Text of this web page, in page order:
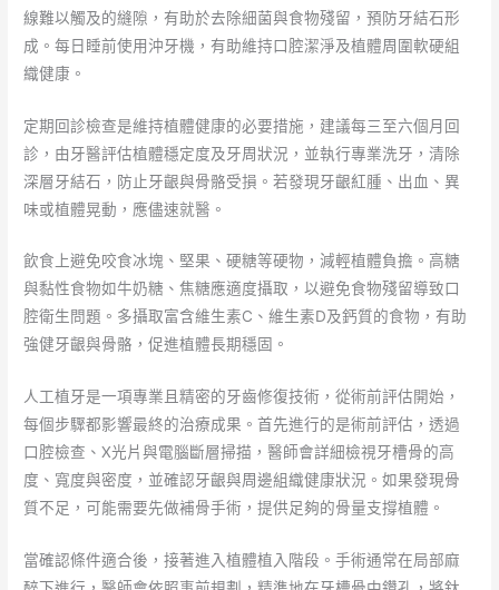
線難以觸及的縫隙，有助於去除細菌與食物殘留，預防牙結石形
成。每日睡前使用沖牙機，有助維持口腔潔淨及植體周圍軟硬組
織健康。
定期回診檢查是維持植體健康的必要措施，建議每三至六個月回
診，由牙醫評估植體穩定度及牙周狀況，並執行專業洗牙，清除
深層牙結石，防止牙齦與骨骼受損。若發現牙齦紅腫、出血、異
味或植體晃動，應儘速就醫。
飲食上避免咬食冰塊、堅果、硬糖等硬物，減輕植體負擔。高糖
與黏性食物如牛奶糖、焦糖應適度攝取，以避免食物殘留導致口
腔衛生問題。多攝取富含維生素C、維生素D及鈣質的食物，有助
強健牙齦與骨骼，促進植體長期穩固。
人工植牙是一項專業且精密的牙齒修復技術，從術前評估開始，
每個步驟都影響最終的治療成果。首先進行的是術前評估，透過
口腔檢查、X光片與電腦斷層掃描，醫師會詳細檢視牙槽骨的高
度、寬度與密度，並確認牙齦與周邊組織健康狀況。如果發現骨
質不足，可能需要先做補骨手術，提供足夠的骨量支撐植體。
當確認條件適合後，接著進入植體植入階段。手術通常在局部麻